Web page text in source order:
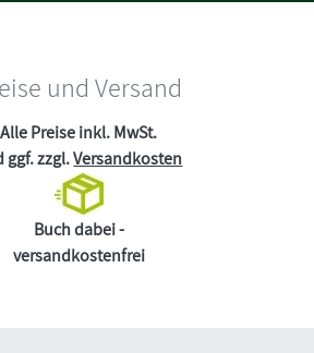
und Versand
Alle Preise inkl. MwSt.
ggf. zzgl.Versandkosten
Buch dabei -
versandkostenfrei